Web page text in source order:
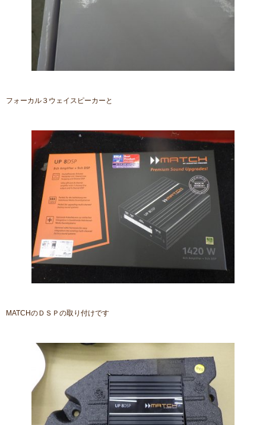
フォーカル３ウェイスピーカーと
MATCHのＤＳＰの取り付けです